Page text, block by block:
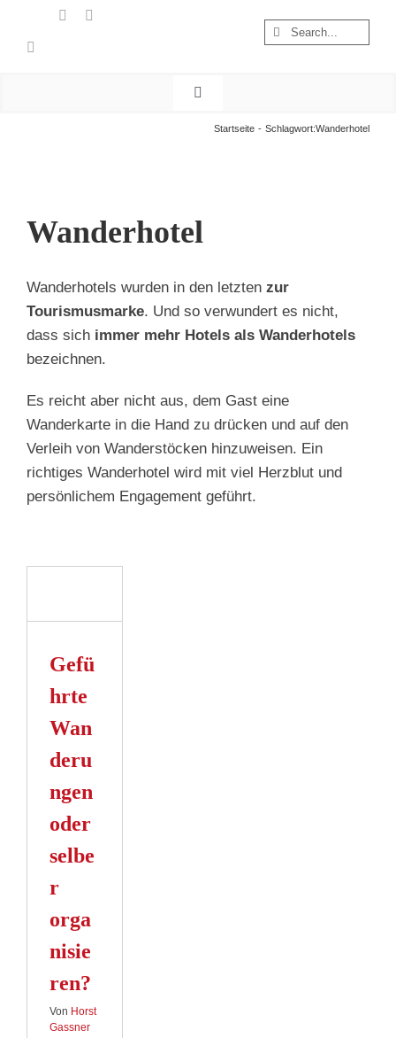
Suche
Toggle
Foto & Video
Treibgut
Startseite Schlagwort:Wanderhotel
Wanderhotel
Wanderhotels wurden in den letzten zur
Tourismusmarke. Und so verwundert es nicht,
dass sich immer mehr Hotels als Wanderhotels
bezeichnen.
Es reicht aber nicht aus, dem Gast eine
Wanderkarte in die Hand zu drücken und auf den
Verleih von Wanderstöcken hinzuweisen. Ein
richtiges Wanderhotel wird mit viel Herzblut und
persönlichem Engagement geführt.
Gefü
hrte
Wan
deru
ngen
oder
selbe
r
orga
nisie
ren?
Von Horst
Gassner